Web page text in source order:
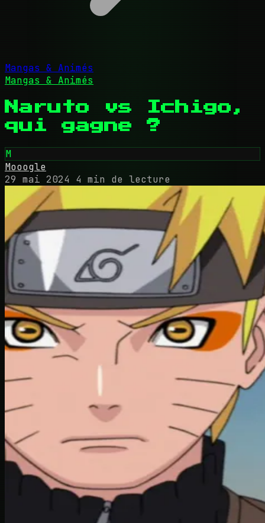
Mangas & Animés
Mangas & Animés
Naruto vs Ichigo,
qui gagne ?
M
Mooogle
29 mai 2024 4 min de lecture